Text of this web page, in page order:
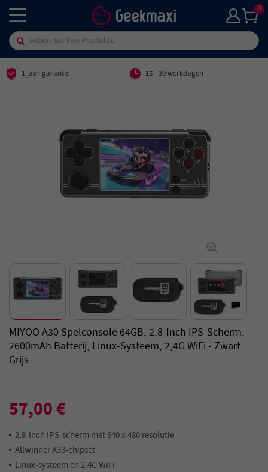
0
1 jaar garantie 15 - 30 werkdagen
MIYOO A30 Spelconsole 64GB, 2,8-Inch IPS-Scherm,
2600mAh Batterij, Linux-Systeem, 2,4G WiFi - Zwart
Grijs
57,00 €
2,8-inch IPS-scherm met 640 x 480 resolutie
Allwinner A33-chipset
Linux-systeem en 2.4G WiFi